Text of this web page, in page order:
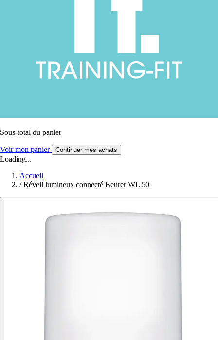
Sous-total du panier
Voir mon panier Continuer mes achats
Loading...
Accueil
/ Réveil lumineux connecté Beurer WL 50